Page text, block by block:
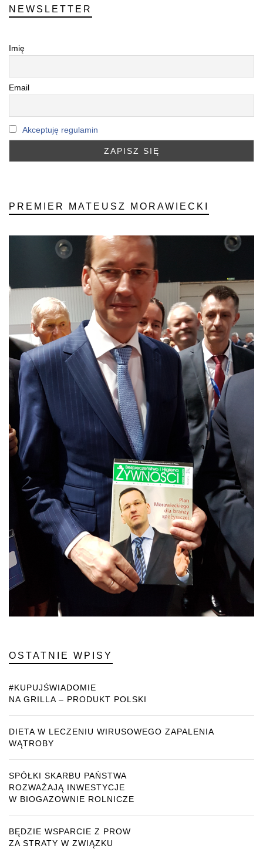
NEWSLETTER
Imię
Email
Akceptuję regulamin
PREMIER MATEUSZ MORAWIECKI
OSTATNIE WPISY
#KUPUJŚWIADOMIE
NA GRILLA – PRODUKT POLSKI
DIETA W LECZENIU WIRUSOWEGO ZAPALENIA
WĄTROBY
SPÓŁKI SKARBU PAŃSTWA
ROZWAŻAJĄ INWESTYCJE
W BIOGAZOWNIE ROLNICZE
BĘDZIE WSPARCIE Z PROW
ZA STRATY W ZWIĄZKU